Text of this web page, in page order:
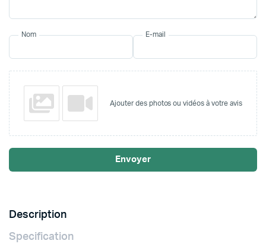
Nom E-mail
Ajouter des photos ou vidéos à votre avis
Envoyer
Description
Specification